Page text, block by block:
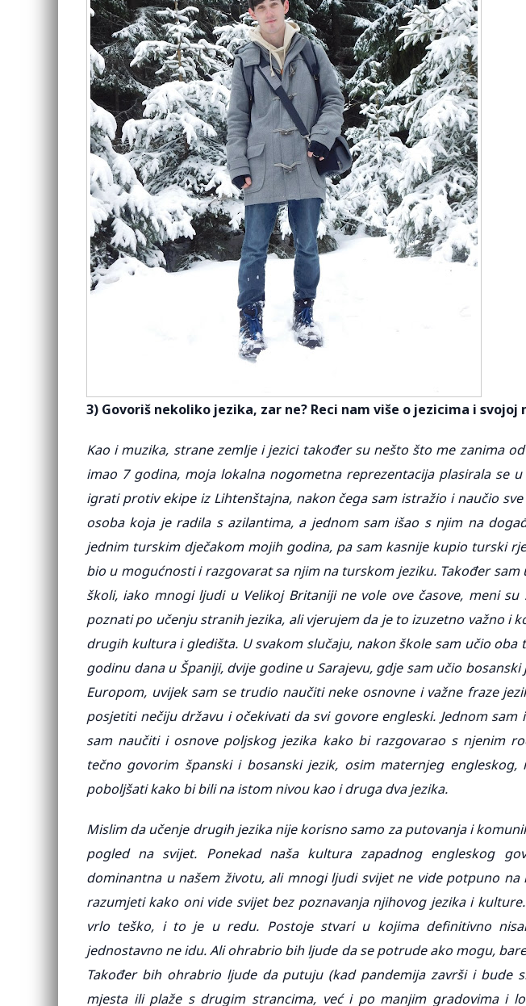
3) Govoriš nekoliko jezika, zar ne? Reci nam više o jezicima i
Kao i muzika, strane zemlje i jezici također su nešto što me zanima
imao 7 godina, moja lokalna nogometna reprezentacija plasirala se
igrati protiv ekipe iz Lihtenštajna, nakon čega sam istražio i naučio
osoba koja je radila s azilantima, a jednom sam išao s njim na
jednim turskim dječakom mojih godina, pa sam kasnije kupio turski
bio u mogućnosti i razgovarat sa njim na turskom jeziku. Također
školi, iako mnogi ljudi u Velikoj Britaniji ne vole ove časove, meni su
poznati po učenju stranih jezika, ali vjerujem da je to izuzetno važno i
drugih kultura i gledišta. U svakom slučaju, nakon škole sam učio oba
godinu dana u Španiji, dvije godine u Sarajevu, gdje sam učio
Europom, uvijek sam se trudio naučiti neke osnovne i važne fraze
posjetiti nečiju državu i očekivati da svi govore engleski. Jednom
sam naučiti i osnove poljskog jezika kako bi razgovarao s njenim
tečno govorim španski i bosanski jezik, osim maternjeg
poboljšati kako bi bili na istom nivou kao i druga dva jezika.
Mislim da učenje drugih jezika nije korisno samo za putovanja i
pogled na svijet. Ponekad naša kultura zapadnog engleskog
dominantna u našem životu, ali mnogi ljudi svijet ne vide potpuno na
razumjeti kako oni vide svijet bez poznavanja njihovog jezika i
vrlo teško, i to je u redu. Postoje stvari u kojima definitivno
jednostavno ne idu. Ali ohrabrio bih ljude da se potrude ako mogu,
Također bih ohrabrio ljude da putuju (kad pandemija završi i bude
mjesta ili plaže s drugim strancima, već i po manjim gradovima i